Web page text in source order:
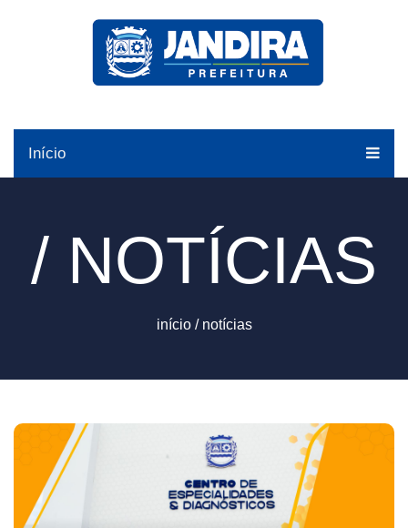
Início
/ NOTÍCIAS
início / notícias